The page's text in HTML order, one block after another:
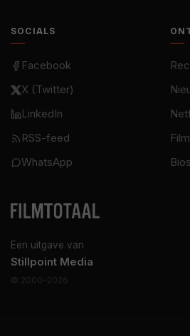
Een uitgave van
Stillpoint Media
© 2000–2026
SOCIALS
Facebook
X (Twitter)
LinkedIn
RSS-feed
WhatsApp